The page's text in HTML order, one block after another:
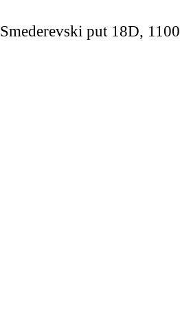
Smederevski put 18D,